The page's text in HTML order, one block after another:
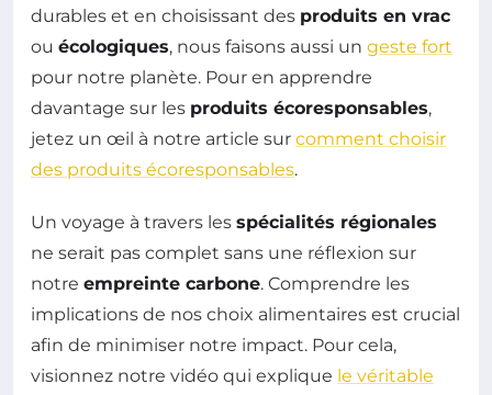
durables et en choisissant des produits en vrac
ou écologiques, nous faisons aussi un geste fort
pour notre planète. Pour en apprendre
davantage sur les produits écoresponsables,
jetez un œil à notre article sur comment choisir
des produits écoresponsables.
Un voyage à travers les spécialités régionales
ne serait pas complet sans une réflexion sur
notre empreinte carbone. Comprendre les
implications de nos choix alimentaires est crucial
afin de minimiser notre impact. Pour cela,
visionnez notre vidéo qui explique le véritable